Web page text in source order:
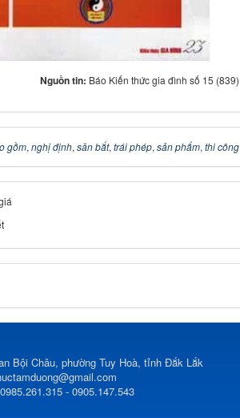
Nguồn tin: Báo Kiến thức gia đình số 15 (839)
gồm, nghị định, săn bắt, trái phép, sản phẩm, thi công
Bội Châu, phường Tuy Hoà, tỉnh Đắk Lắk
- 0905.147.543